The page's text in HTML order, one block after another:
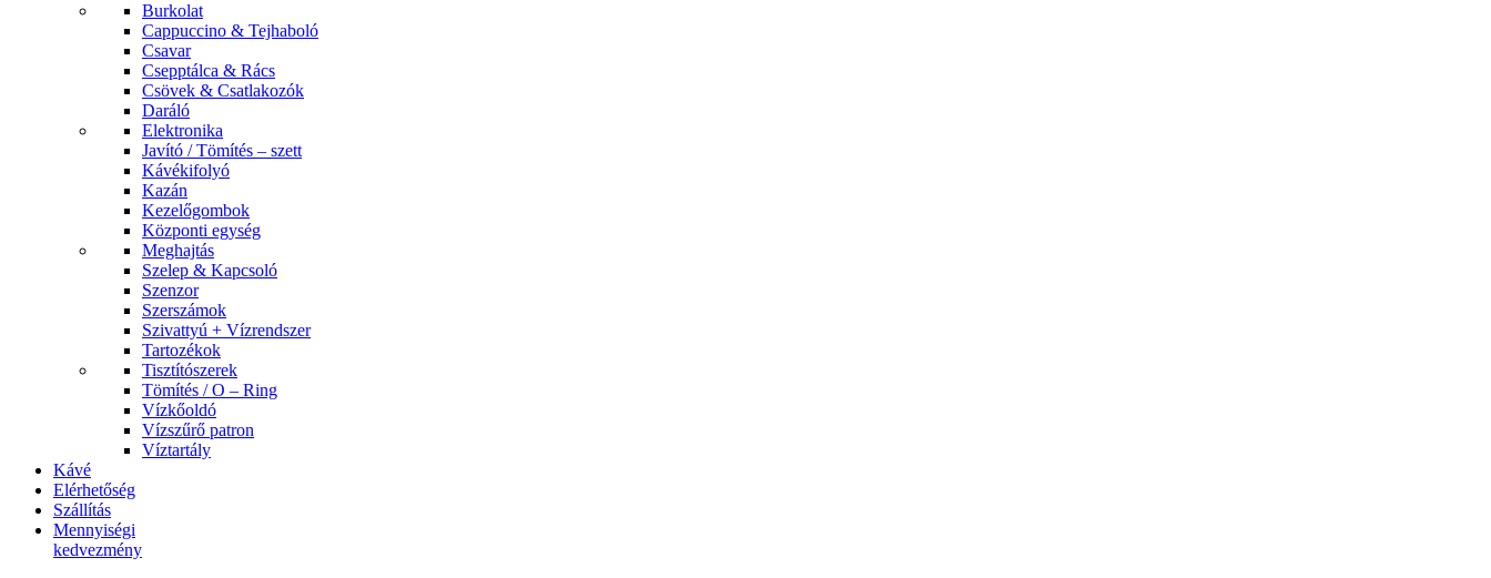
Burkolat
Cappuccino & Tejhaboló
Csavar
Csepptálca & Rács
Csövek & Csatlakozók
Daráló
Elektronika
Javító / Tömítés – szett
Kávékifolyó
Kazán
Kezelőgombok
Központi egység
Meghajtás
Szelep & Kapcsoló
Szenzor
Szerszámok
Szivattyú + Vízrendszer
Tartozékok
Tisztítószerek
Tömítés / O – Ring
Vízkőoldó
Vízszűrő patron
Víztartály
Kávé
Elérhetőség
Szállítás
Mennyiségi
kedvezmény